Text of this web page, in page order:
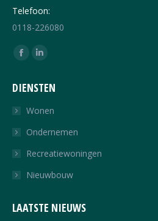
Telefoon:
0118-226080
Vind ons op:
Facebook
opens
in
opens
in
DIENSTEN
Wonen
Ondernemen
Recreatiewoningen
Nieuwbouw
LAATSTE NIEUWS